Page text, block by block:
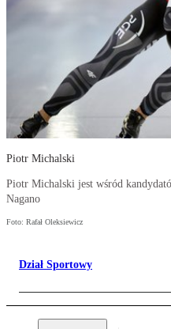
Piotr Michalski
Piotr Michalski jest wśród
Nagano
Foto: Rafał Oleksiewicz
Dział Sportowy